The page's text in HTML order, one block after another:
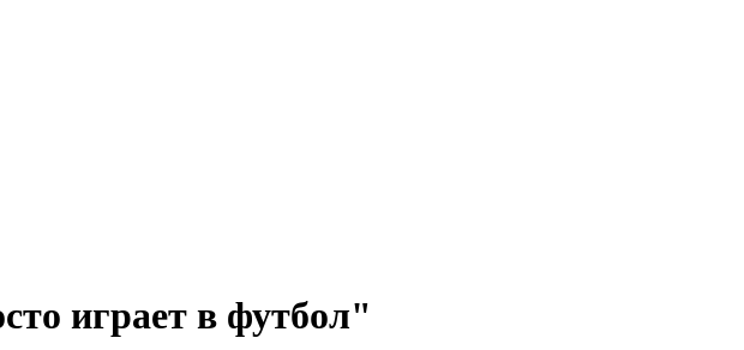
играет в футбол"